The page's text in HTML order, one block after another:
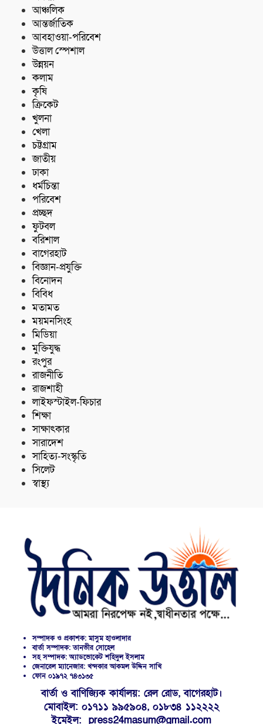
আঞ্চলিক
আন্তর্জাতিক
আবহাওয়া-পরিবেশ
উত্তাল স্পেশাল
উন্নয়ন
কলাম
কৃষি
ক্রিকেট
খুলনা
খেলা
চট্টগ্রাম
জাতীয়
ঢাকা
ধর্মচিন্তা
পরিবেশ
প্রচ্ছদ
ফুটবল
বরিশাল
বাগেরহাট
বিজ্ঞান-প্রযুক্তি
বিনোদন
বিবিধ
মতামত
ময়মনসিংহ
মিডিয়া
মুক্তিযুদ্ধ
রংপুর
রাজনীতি
রাজশাহী
লাইফস্টাইল-ফিচার
শিক্ষা
সাক্ষাৎকার
সারাদেশ
সাহিত্য-সংস্কৃতি
সিলেট
স্বাস্থ্য
সম্পাদক ও প্রকাশক: মাসুম হাওলাদার
বার্তা সম্পাদক: তানভীর সোহেল
সহ সম্পাদক: অ্যাডভোকেট শহিদুল ইসলাম
জেনারেল ম্যানেজার: খন্দকার আকমল উদ্দিন সাখি
ফোন ০১৯৭২ ৭৪৩১৩৫
বার্তা ও বাণিজ্যিক কার্যালয়: রেল রোড, বাগেরহাট।
মোবাইল: ০১৭১১ ৯৯৫৯০৪, ০১৮৩৪ ১১২২২২
ইমেইল: press24masum@gmail.com